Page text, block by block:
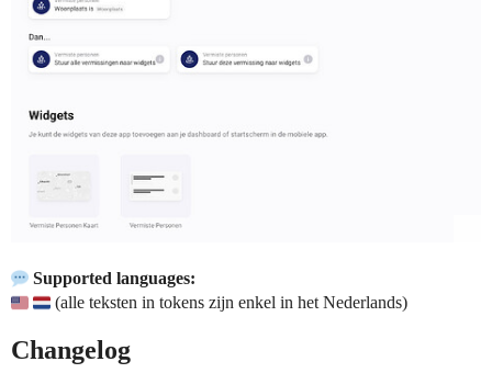
Supported languages:
(alle teksten in tokens zijn enkel in het Nederlands)
Changelog